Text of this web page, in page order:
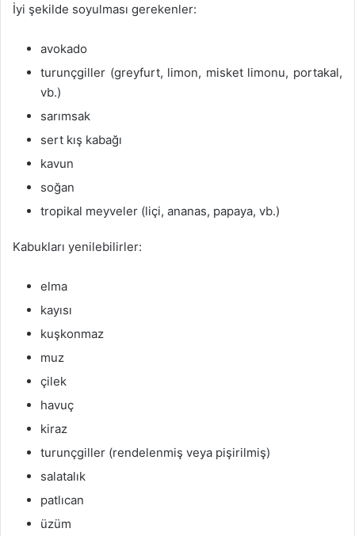
İyi şekilde soyulması gerekenler:
avokado
turunçgiller (greyfurt, limon, misket limonu, portakal,
vb.)
sarımsak
sert kış kabağı
kavun
soğan
tropikal meyveler (liçi, ananas, papaya, vb.)
Kabukları yenilebilirler:
elma
kayısı
kuşkonmaz
muz
çilek
havuç
kiraz
turunçgiller (rendelenmiş veya pişirilmiş)
salatalık
patlıcan
üzüm